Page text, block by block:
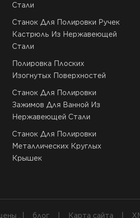
Стали
Станок Для Полировки Ручек
Кастрюль Из Нержавеющей
Стали
Полировка Плоских
Изогнутых Поверхностей
Станок Для Полировки
Зажимов Для Ванной Из
Нержавеющей Стали
Станок Для Полировки
Металлических Круглых
Крышек
. | блог Карта сайта